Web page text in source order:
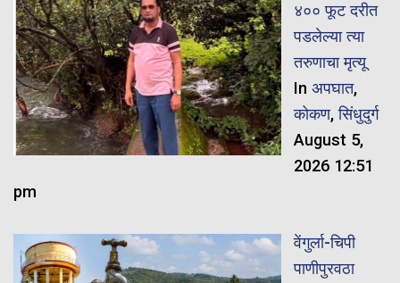
४०० फूट दरीत
पडलेल्या त्या
तरुणाचा मृत्यू
In अपघात,
कोकण,सिंधुदुर्ग
August 5,
2026 12:51
pm
वेंगुर्ला-चिपी
पाणीपुरवठा